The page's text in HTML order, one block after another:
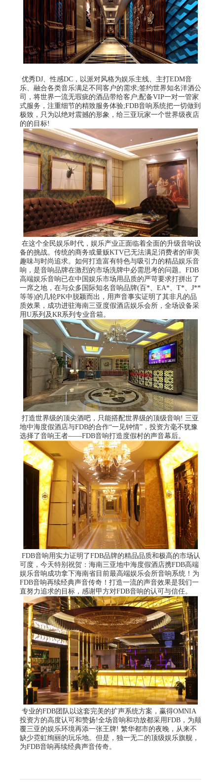
优秀DJ、性感DC，以派对风格为娱乐主线、主打EDM音
乐、融合各类音乐满足不同客户的需求;签约世界知名洋酒公
司，将世界一流无瑕疵的酒品带给客户;配备VIP一对一管家
式服务，注重细节的精致服务体验;FDB音响系统把一切做到
极致，只为以绝对震撼的形象，给三亚玩家一个世界级夜店
的的目标!
在这个全民娱乐时代，娱乐产业正面临着全面的升级音响设
备的挑战。传统的商务或量贩KTV已无法满足消费者的审美
趣味与时尚追求。如何打造富有特色与吸引力的精品娱乐音
响，是音响品牌在激烈的市场洗牌中必需思考的问题。FDB
高端娱乐音响已在中国娱乐市场用品质的严苛要求打拼出了
一席之地，在与众多国际知名音响品牌(百*、EA*、T*、J**
等等)的几轮PK中脱颖而出，用声音事实证明了其非凡的品
质效果，成功进驻海南三亚度假酒店娱乐会所，全场设备采
用U系列及KR系列专业音箱。
打造世界级的顶尖酒吧，只能搭配世界级的顶级音响! 三亚
地中海度假酒店与FDB的合作“一见钟情”，投资方毫不犹豫
选择了音响王者——FDB音响打造度假村的声音幕后。
FDB音响用实力证明了FDB品牌的精品品质和极高的市场认
可度，今天特别祝贺：海南三亚地中海度假酒店携FDB高端
娱乐音响成功拿下海南省目前最高端娱乐会所音响系统！为
FDB音响再续经典声音传奇！打造一流的声音效果是我们一
直努力追求的目标，感谢甲方对FDB音响的认可与信任。
专业的FDB团队以这套完美的扩声系统方案，赢得OMNIA
投资方的高度认可和赞扬!全场音响和功放都采用FDB，为颠
覆三亚的娱乐环境再添一张王牌! 繁华都市的夜晚，从来不
缺少霓虹绚丽的玩乐地。但是，独一无二的顶级娱乐旗舰，
为FDB音响再续经典声音传奇。